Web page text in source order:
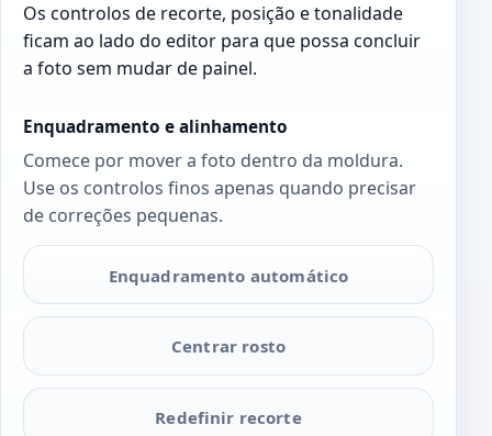
Os controlos de recorte, posição e tonalidade
ficam ao lado do editor para que possa concluir
a foto sem mudar de painel.
Enquadramento e alinhamento
Comece por mover a foto dentro da moldura.
Use os controlos finos apenas quando precisar
de correções pequenas.
Enquadramento automático
Centrar rosto
Redefinir recorte